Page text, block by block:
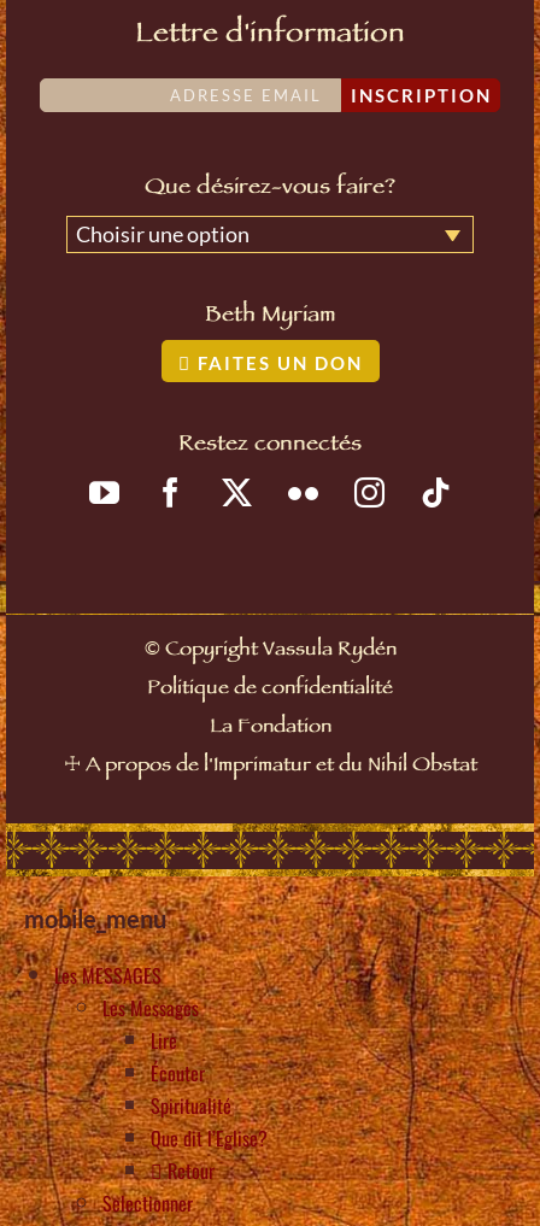
Lettre d'information
INSCRIPTION
Que désirez-vous faire?
Choisir une option
Beth Myriam
FAITES UN DON
Restez connectés
©Copyright Vassula Rydén
Politique de confidentialité
La Fondation
☩ A propos de l'Imprimatur et du Nihil Obstat
mobile_menu
Les MESSAGES
Les Messages
Lire
Écouter
Spiritualité
Que dit l’Eglise?
Retour
Selectionner